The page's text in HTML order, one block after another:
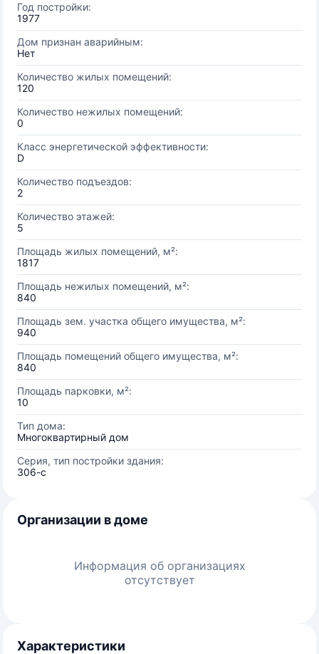
Год постройки:
1977
Дом признан аварийным:
Нет
Количество жилых помещений:
120
Количество нежилых помещений:
0
Класс энергетической эффективности:
D
Количество подъездов:
2
Количество этажей:
5
Площадь жилых помещений, м²:
1817
Площадь нежилых помещений, м²:
840
Площадь зем. участка общего имущества, м²:
940
Площадь помещений общего имущества, м²:
840
Площадь парковки, м²:
10
Тип дома:
Многоквартирный дом
Серия, тип постройки здания:
306-с
Организации в доме
Информация об организациях
отсутствует
Характеристики